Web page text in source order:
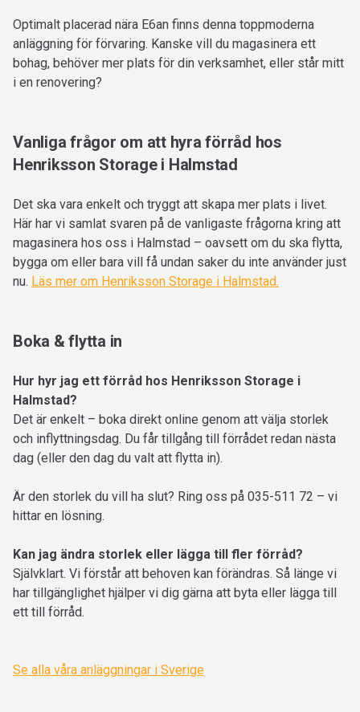
Optimalt placerad nära E6an finns denna toppmoderna
anläggning för förvaring. Kanske vill du magasinera ett
bohag, behöver mer plats för din verksamhet, eller står mitt
i en renovering?
Vanliga frågor om att hyra förråd hos
Henriksson Storage i Halmstad
Det ska vara enkelt och tryggt att skapa mer plats i livet.
Här har vi samlat svaren på de vanligaste frågorna kring att
magasinera hos oss i Halmstad – oavsett om du ska flytta,
bygga om eller bara vill få undan saker du inte använder just
nu. Läs mer om Henriksson Storage i Halmstad.
Boka & flytta in
Hur hyr jag ett förråd hos Henriksson Storage i
Halmstad?
Det är enkelt – boka direkt online genom att välja storlek
och inflyttningsdag. Du får tillgång till förrådet redan nästa
dag (eller den dag du valt att flytta in).
Är den storlek du vill ha slut? Ring oss på 035-511 72 – vi
hittar en lösning.
Kan jag ändra storlek eller lägga till fler förråd?
Självklart. Vi förstår att behoven kan förändras. Så länge vi
har tillgänglighet hjälper vi dig gärna att byta eller lägga till
ett till förråd.
Se alla våra anläggningar i Sverige